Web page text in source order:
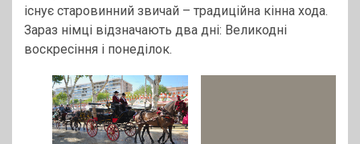
існує старовинний звичай – традиційна кінна хода.
Зараз німці відзначають два дні: Великодні
воскресіння і понеділок.